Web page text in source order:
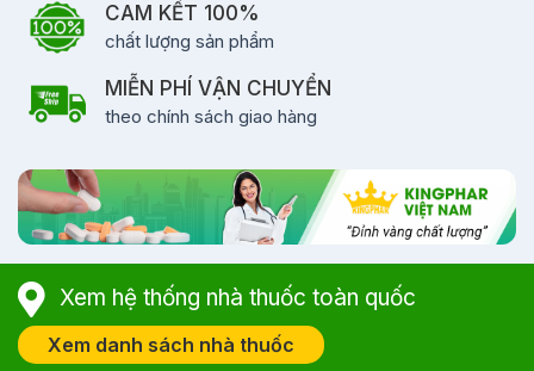
CAM KẾT 100%
chất lượng sản phẩm
MIỄN PHÍ VẬN CHUYỂN
theo chính sách giao hàng
Xem hệ thống nhà thuốc toàn quốc
Xem danh sách nhà thuốc